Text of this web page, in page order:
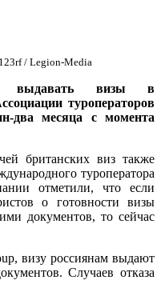
/ Legion-Media
выдавать визы в
туроператоров
два месяца с момента
британских виз также
туроператора
отметили, что если
о готовности визы
документов, то сейчас
визу россиянам выдают
Случаев отказа